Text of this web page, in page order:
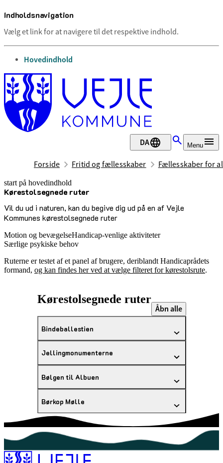
Indholdsnavigation
Vælg et link for at navigere til det respektive indhold.
gå til
Hovedindhold
DA Menu
Forside Fritid og fællesskaber Fællesskaber for
start på hovedindhold
Kørestolsegnede ruter
Vil du ud i naturen, kan du begive dig ud på en af Vejle
Kommunes kørestolsegnede ruter
senest opdateret 12. maj 2026
Motion og bevægelseHandicap-venlige aktiviteter
Særlige psykiske behov
Ruterne er testet af et panel af brugere, deriblandt Handicaprådets
formand, og kan findes her ved at vælge filteret for kørestolsrute.
Kørestolsegnede ruter
Åbn alle
Bindeballestien
Jellingmonumenterne
Bølgen til Albuen
Børkop Mølle